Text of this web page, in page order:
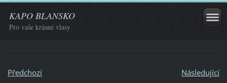
KAPO BLANSKO
Pro vaše krásné vlasy
Předchozí
Následující